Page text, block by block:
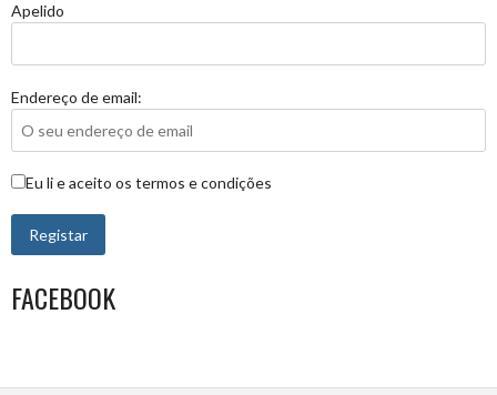
Apelido
Endereço de email:
Eu li e aceito os termos e condições
FACEBOOK